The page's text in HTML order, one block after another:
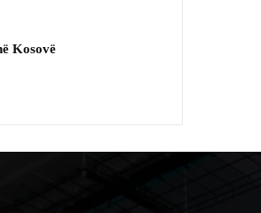
Kosovë